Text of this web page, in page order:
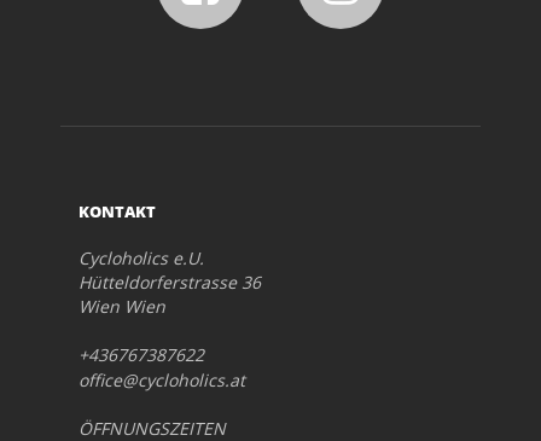
KONTAKT
Cycloholics e.U.
Hütteldorferstrasse 36
Wien Wien
+436767387622
office@cycloholics.at
ÖFFNUNGSZEITEN